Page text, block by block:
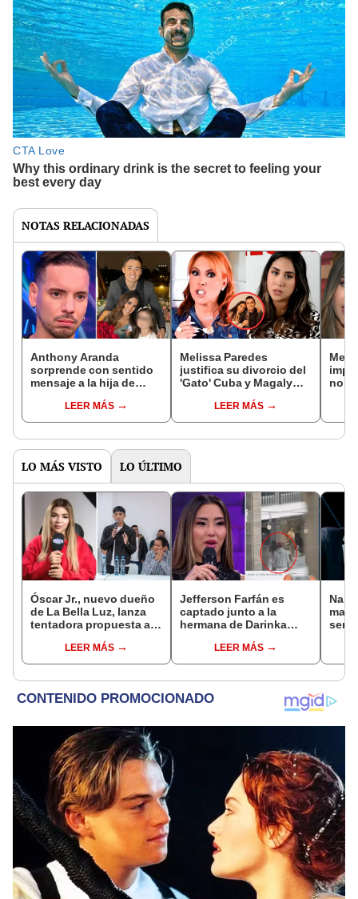
NOTAS RELACIONADAS
Anthony Aranda
sorprende con sentido
mensaje a la hija de
Cuba por el Día del
Padre: "Yo no soy papá"
LEER MÁS
Melissa Paredes
justifica su divorcio del
'Gato' Cuba y Magaly
"¿Sufres de amnesia?"
LEER MÁS
no
LO MÁS VISTO LO ÚLTIMO
Óscar Jr., nuevo dueño
de La Bella Luz, lanza
tentadora propuesta a
denuncia por
tocamientos: “Va a
LEER MÁS
Jefferson Farfán es
captado junto a la
hermana de Darinka
Kanashiro trabajaba: “Él
tiene sus…”
LEER MÁS